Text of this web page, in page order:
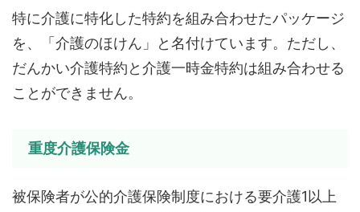
特に介護に特化した特約を組み合わせたパッケージ
を、「介護のほけん」と名付けています。ただし、
だんかい介護特約と介護一時金特約は組み合わせる
ことができません。
重度介護保険金
被保険者が公的介護保険制度における要介護1以上